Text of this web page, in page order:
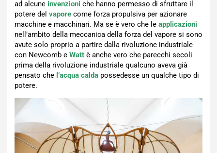
ad alcune invenzioni che hanno permesso di sfruttare il
potere del vapore come forza propulsiva per azionare
macchine e macchinari. Ma se è vero che le applicazioni
nell’ambito della meccanica della forza del vapore si sono
avute solo proprio a partire dalla rivoluzione industriale
con Newcomb e Watt è anche vero che parecchi secoli
prima della rivoluzione industriale qualcuno aveva già
pensato che l’acqua calda possedesse un qualche tipo di
potere.